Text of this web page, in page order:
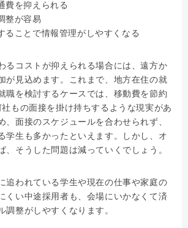
費を抑えられる
整が容易
ることで情報管理がしやすくなる
るコストが抑えられる場合には、遠方か
が見込めます。これまで、地方在住の就
職を検討するケースでは、移動費を節約
もの面接を掛け持ちするような現実があ
、面接のスケジュールを合わせられず、
学生も多かったといえます。しかし、オ
、そうした問題は減っていくでしょう。
追われている学生や現在の仕事や家庭の
くい中途採用者も、会場にいかなくて済
調整がしやすくなります。